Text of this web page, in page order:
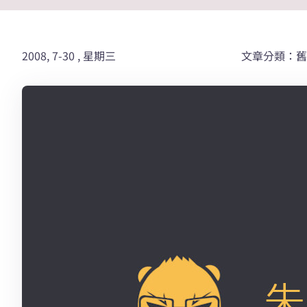
2008, 7-30 , 星期三 文章分類：